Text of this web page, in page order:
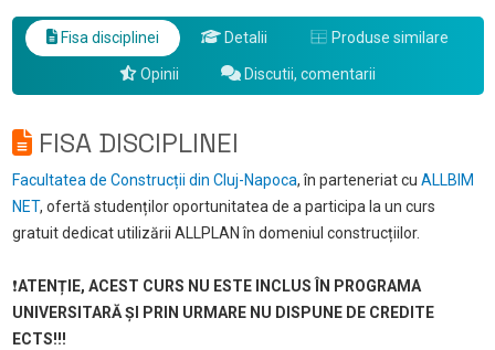
Fisa disciplinei Detalii Produse similare
Opinii Discutii, comentarii
FISA DISCIPLINEI
Facultatea de Construcții din Cluj-Napoca, în parteneriat cu ALLBIM
NET, ofertă studenților oportunitatea de a participa la un curs
gratuit dedicat utilizării ALLPLAN în domeniul construcțiilor.
❗ATENȚIE, ACEST CURS NU ESTE INCLUS ÎN PROGRAMA
UNIVERSITARĂ ȘI PRIN URMARE NU DISPUNE DE CREDITE
ECTS!!!